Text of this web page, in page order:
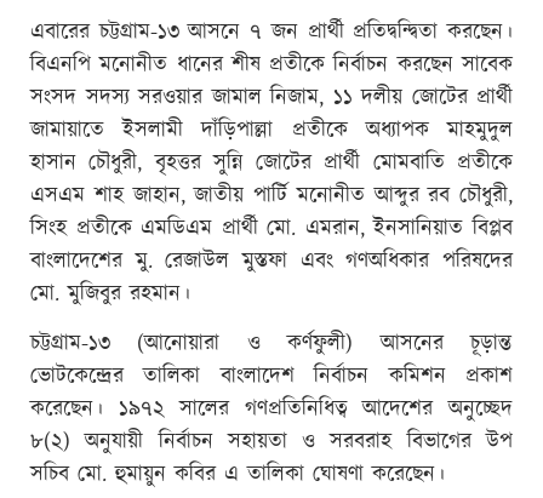
এবারের চট্টগ্রাম-১৩ আসনে ৭ জন প্রার্থী প্রতিদ্বন্দ্বিতা করছেন।
বিএনপি মনোনীত ধানের শীষ প্রতীকে নির্বাচন করছেন সাবেক
সংসদ সদস্য সরওয়ার জামাল নিজাম, ১১ দলীয় জোটের প্রার্থী
জামায়াতে ইসলামী দাঁড়িপাল্লা প্রতীকে অধ্যাপক মাহমুদুল
হাসান চৌধুরী, বৃহত্তর সুন্নি জোটের প্রার্থী মোমবাতি প্রতীকে
এসএম শাহ জাহান, জাতীয় পার্টি মনোনীত আব্দুর রব চৌধুরী,
সিংহ প্রতীকে এমডিএম প্রার্থী মো. এমরান, ইনসানিয়াত বিপ্লব
বাংলাদেশের মু. রেজাউল মুস্তফা এবং গণঅধিকার পরিষদের
মো. মুজিবুর রহমান।
চট্টগ্রাম-১৩ (আনোয়ারা ও কর্ণফুলী) আসনের চূড়ান্ত
ভোটকেন্দ্রের তালিকা বাংলাদেশ নির্বাচন কমিশন প্রকাশ
করেছেন। ১৯৭২ সালের গণপ্রতিনিধিত্ব আদেশের অনুচ্ছেদ
৮(২) অনুযায়ী নির্বাচন সহায়তা ও সরবরাহ বিভাগের উপ
সচিব মো. হুমায়ুন কবির এ তালিকা ঘোষণা করেছেন।